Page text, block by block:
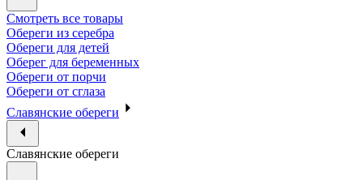
Смотреть все товары
Обереги из серебра
Обереги для детей
Оберег для беременных
Обереги от порчи
Обереги от сглаза
Славянские обереги
Славянские обереги